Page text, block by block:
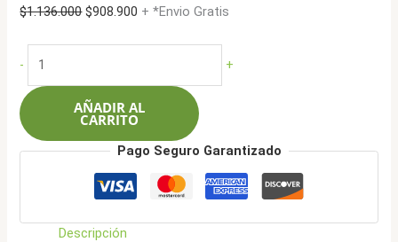
$1.136.000El
$908.900 El
$908.900.
+ *Envio Gratis
-
225/55R16
99YXL
Cinturato
P7
(MO)
+
AÑADIR AL
CARRITO
Pago Seguro Garantizado
Descripción